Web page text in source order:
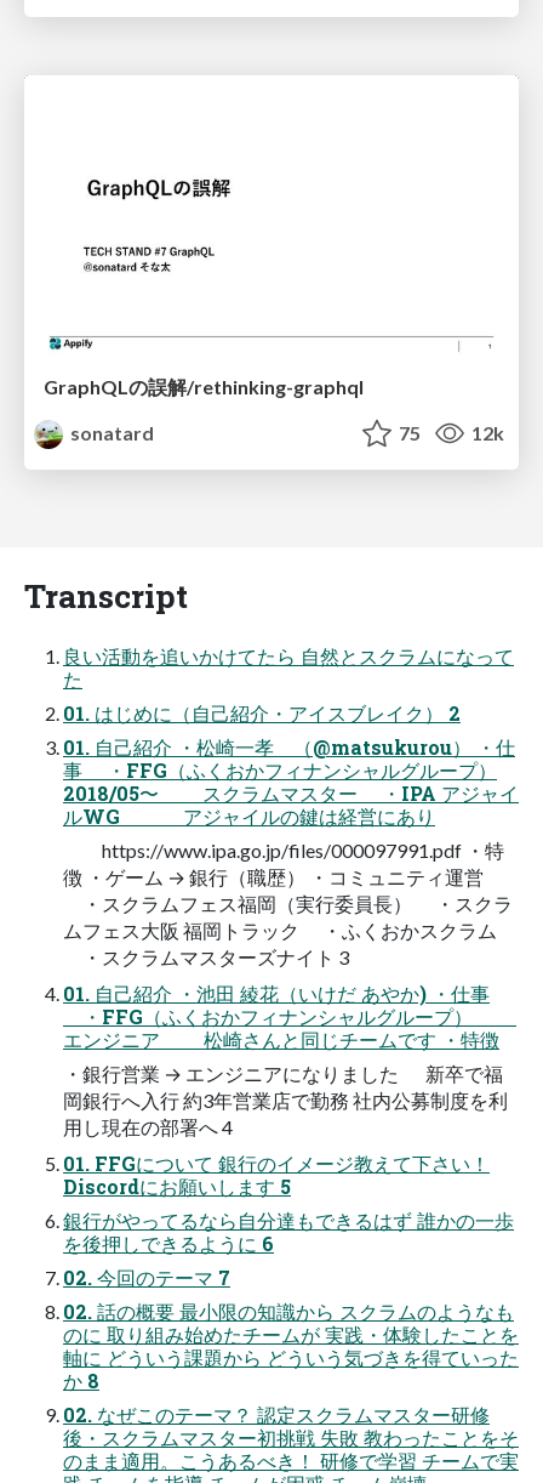
GraphQLの誤解/rethinking-graphql
sonatard
75 12k
Transcript
良い活動を追いかけてたら 自然とスクラムになって
た
01. はじめに（自己紹介・アイスブレイク） 2
01. 自己紹介 ・松崎一孝 （@matsukurou） ・仕
事 ・FFG（ふくおかフィナンシャルグループ）
2018/05〜 スクラムマスター ・IPA アジャイ
ルWG アジャイルの鍵は経営にあり
https://www.ipa.go.jp/files/000097991.pdf ・特
徴 ・ゲーム → 銀行（職歴） ・コミュニティ運営
・スクラムフェス福岡（実行委員長） ・スクラ
ムフェス大阪 福岡トラック ・ふくおかスクラム
・スクラムマスターズナイト 3
01. 自己紹介 ・池田 綾花（いけだ あやか) ・仕事
・FFG（ふくおかフィナンシャルグループ）
エンジニア 松崎さんと同じチームです ・特徴
・銀行営業 → エンジニアになりました 新卒で福
岡銀行へ入行 約3年営業店で勤務 社内公募制度を利
用し現在の部署へ 4
01. FFGについて 銀行のイメージ教えて下さい！
Discordにお願いします 5
銀行がやってるなら自分達もできるはず 誰かの一歩
を後押しできるように 6
02. 今回のテーマ 7
02. 話の概要 最小限の知識から スクラムのようなも
のに 取り組み始めたチームが 実践・体験したことを
軸に どういう課題から どういう気づきを得ていった
か 8
02. なぜこのテーマ？ 認定スクラムマスター研修
後・スクラムマスター初挑戦 失敗 教わったことをそ
のまま適用。こうあるべき！ 研修で学習 チームで実